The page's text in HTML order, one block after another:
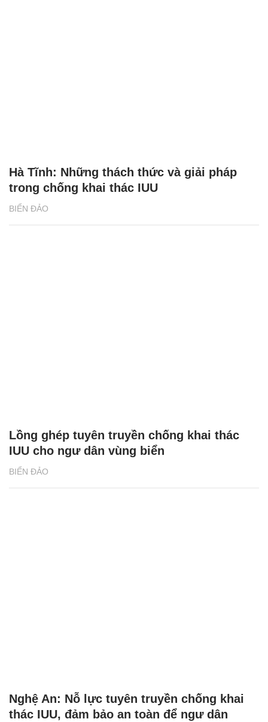
BIỂN ĐẢO
Hà Tĩnh: Những thách thức và giải pháp
trong chống khai thác IUU
BIỂN ĐẢO
Lồng ghép tuyên truyền chống khai thác
IUU cho ngư dân vùng biển
Nghệ An: Nỗ lực tuyên truyền chống khai
thác IUU, đảm bảo an toàn để ngư dân